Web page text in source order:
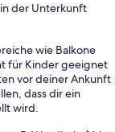
der Unterkunft
wie Balkone
für Kinder geeignet
vor deiner Ankunft
dass dir ein
wird.